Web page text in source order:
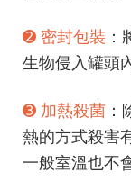
➋ 密封包裝
生物侵入罐頭
➌ 加熱殺菌
熱的方式殺害
一般室溫也不